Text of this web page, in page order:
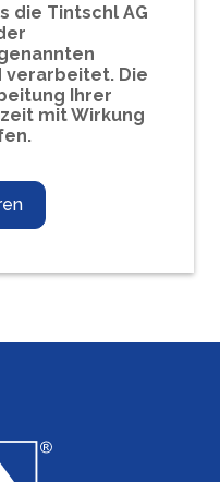
die Tintschl AG
verarbeitet. Die
Ihrer
mit Wirkung